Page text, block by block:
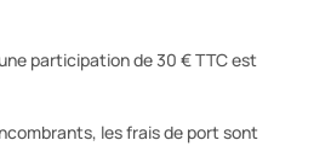
participation de 30 € TTC est
les frais de port sont